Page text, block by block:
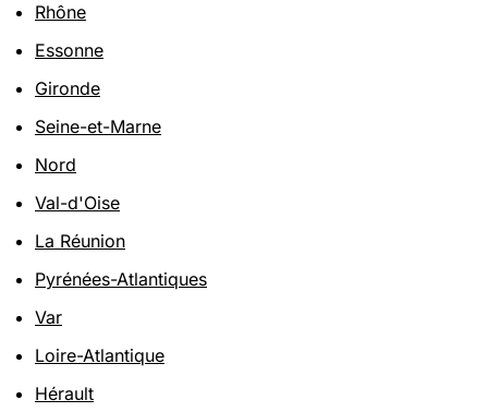
Rhône
Essonne
Gironde
Seine-et-Marne
Nord
Val-d'Oise
La Réunion
Pyrénées-Atlantiques
Var
Loire-Atlantique
Hérault